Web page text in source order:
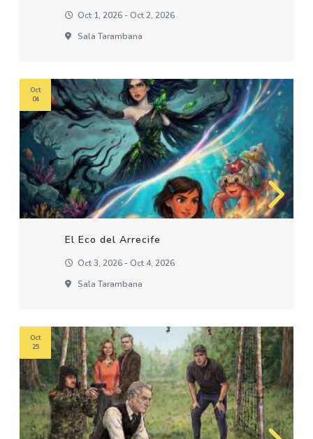
Oct 1, 2026 - Oct 2, 2026
Sala Tarambana
El Eco del Arrecife
Oct 3, 2026 - Oct 4, 2026
Sala Tarambana
Oct
04
Oct
25